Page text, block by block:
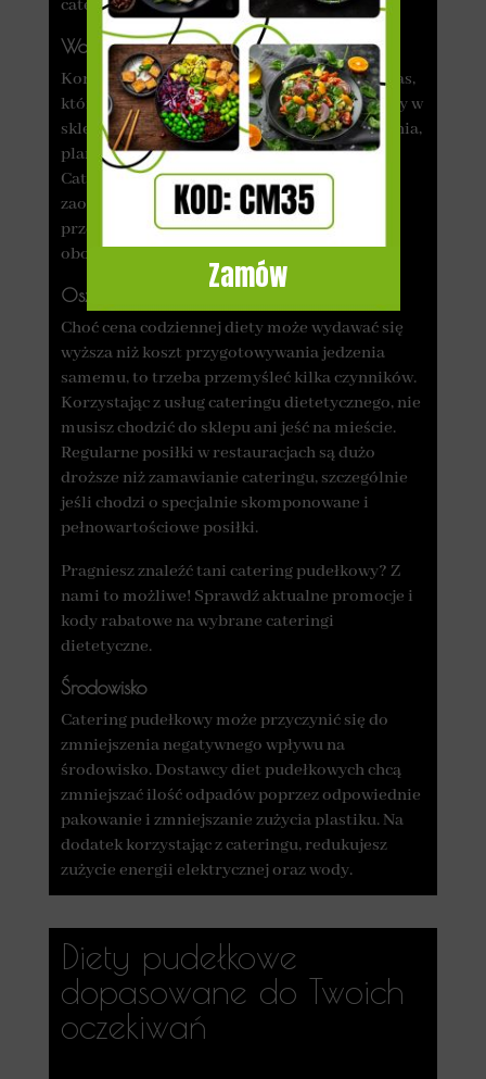
cateringu pudełkowego!
Wolny czas na przyjemności
Korzystając z usług cateringu, oszczędzasz czas,
który standardowo trzeba poświęcić na wizyty w
sklepie spożywczym, przygotowywanie jedzenia,
planowanie posiłków oraz mycie naczyń.
Catering dowozi zdrowe posiłki, co pozwala
zaoszczędzić bonusowy czas, który możesz
przeznaczyć na wykonywanie innych
obowiązków lub hobby.
Oszczędność pieniędzy
Choć cena codziennej diety może wydawać się
wyższa niż koszt przygotowywania jedzenia
samemu, to trzeba przemyśleć kilka czynników.
Korzystając z usług cateringu dietetycznego, nie
musisz chodzić do sklepu ani jeść na mieście.
Regularne posiłki w restauracjach są dużo
droższe niż zamawianie cateringu, szczególnie
jeśli chodzi o specjalnie skomponowane i
pełnowartościowe posiłki.
Pragniesz znaleźć tani catering pudełkowy? Z
nami to możliwe! Sprawdź aktualne promocje i
kody rabatowe na wybrane cateringi
dietetyczne.
Środowisko
Catering pudełkowy może przyczynić się do
zmniejszenia negatywnego wpływu na
środowisko. Dostawcy diet pudełkowych chcą
zmniejszać ilość odpadów poprzez odpowiednie
pakowanie i zmniejszanie zużycia plastiku. Na
dodatek korzystając z cateringu, redukujesz
zużycie energii elektrycznej oraz wody.
Diety pudełkowe
dopasowane do Twoich
oczekiwań
Zamów